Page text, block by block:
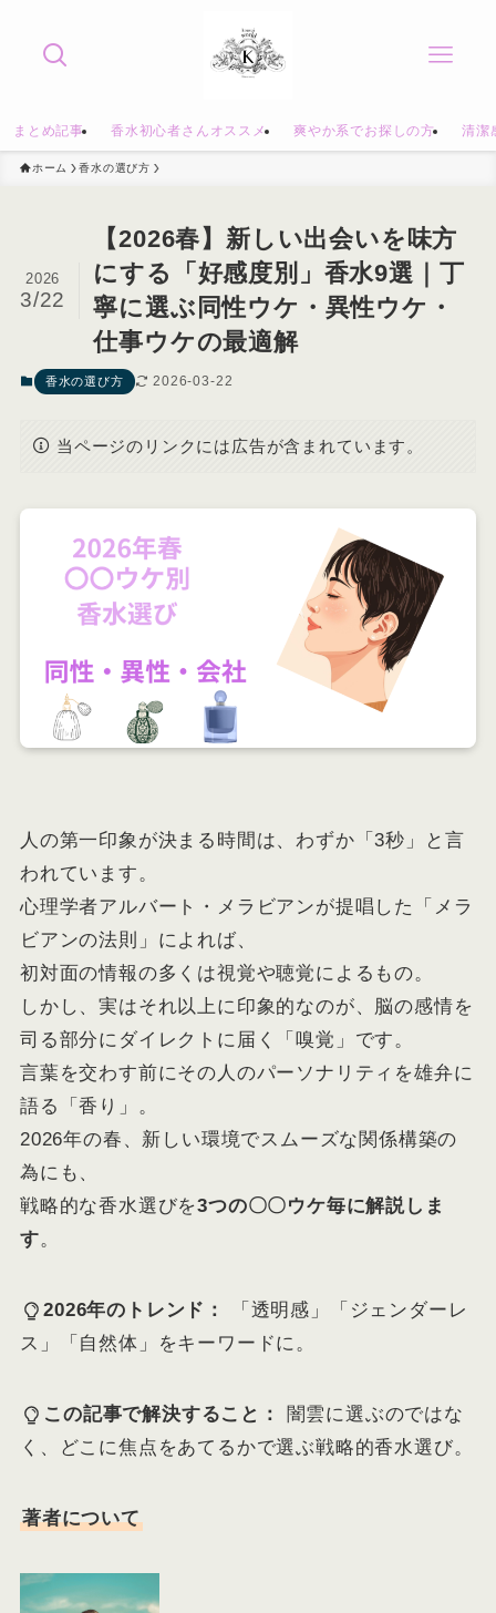
まとめ記事 香水初心者さんオススメ 爽やか系でお探しの方 清潔
ホーム 香水の選び方
【2026春】新しい出会いを味方
にする「好感度別」香水9選｜丁
寧に選ぶ同性ウケ・異性ウケ・
仕事ウケの最適解
2026
3/22
香水の選び方 2026-03-22
当ページのリンクには広告が含まれています。
人の第一印象が決まる時間は、わずか「3秒」と言
われています。
心理学者アルバート・メラビアンが提唱した「メラ
ビアンの法則」によれば、
初対面の情報の多くは視覚や聴覚によるもの。
しかし、実はそれ以上に印象的なのが、脳の感情を
司る部分にダイレクトに届く「嗅覚」です。
言葉を交わす前にその人のパーソナリティを雄弁に
語る「香り」。
2026年の春、新しい環境でスムーズな関係構築の
為にも、
戦略的な香水選びを3つの〇〇ウケ毎に解説しま
す。
2026年のトレンド：
「透明感」「ジェンダーレ
ス」「自然体」をキーワードに。
この記事で解決すること：
闇雲に選ぶのではな
く、どこに焦点をあてるかで選ぶ戦略的香水選び。
著者について